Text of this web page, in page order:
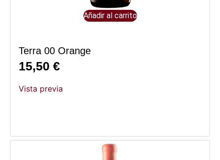
Añadir al carrito
Terra 00 Orange
15,50€
Vista previa